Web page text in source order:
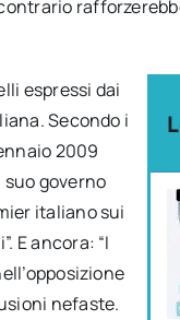
espressi dai
Secondo i
2009
suo governo
italiano sui
E ancora: “I
nefaste.